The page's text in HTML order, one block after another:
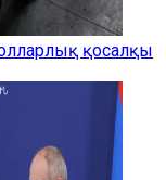
қосалқы